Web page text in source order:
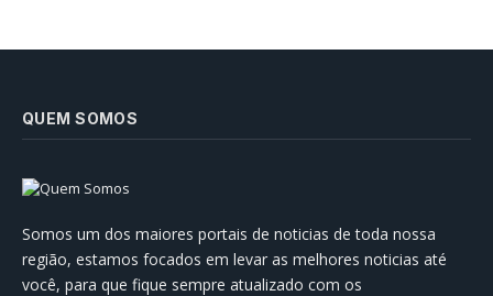
QUEM SOMOS
Somos um dos maiores portais de noticias de toda nossa
região, estamos focados em levar as melhores noticias até
você, para que fique sempre atualizado com os